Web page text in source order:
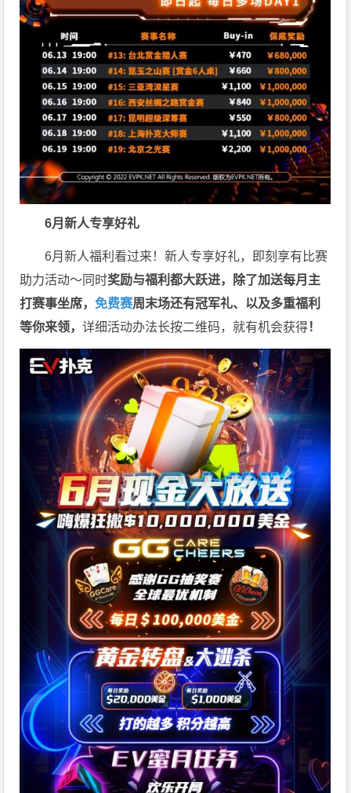
6月新人专享好礼
6月新人福利看过来！新人专享好礼，即刻享有比赛
助力活动～同时奖励与福利都大跃进，除了加送每月主
打赛事坐席，免费赛周末场还有冠军礼、以及多重福利
等你来领，详细活动办法长按二维码，就有机会获得！